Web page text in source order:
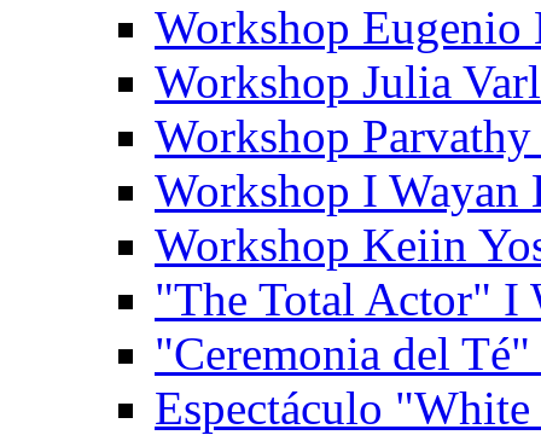
Workshop Eugenio
Workshop Julia
Workshop
Workshop I Wayan
Workshop Keiin
"The Total Actor" I
"Ceremonia del
Espectáculo